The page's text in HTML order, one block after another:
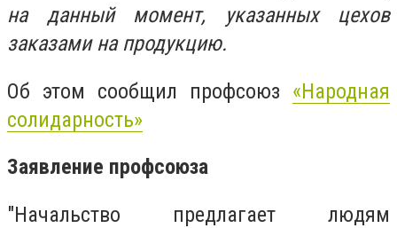
на данный момент, указанных цехов
заказами на продукцию.
Об этом сообщил профсоюз «Народная
солидарность»
Заявление профсоюза
"Начальство предлагает людям